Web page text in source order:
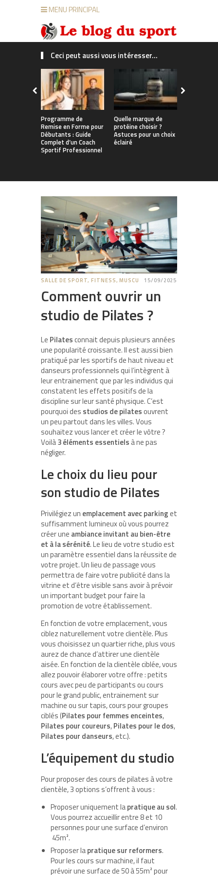
MENU PRINCIPAL
Ceci peut aussi vous intéresser...
Programme de
Remise en Forme pour
Débutants : Guide
Complet d’un Coach
Sportif Professionnel
Quelle marque de
protéine choisir ?
Astuces pour un choix
éclairé
SALLE DE SPORT, FITNESS, MUSCU 15/09/2025
Comment ouvrir un
studio de Pilates ?
Le Pilatesconnait depuis plusieurs années
une popularité croissante. Il est aussi bien
pratiqué par les sportifs de haut niveau et
danseurs professionnels qui l’intègrent à
leur entrainement que par les individus qui
constatent les effets positifs de la
discipline sur leur santé physique. C’est
pourquoi des studios de pilatesouvrent
un peu partout dans les villes. Vous
souhaitez vous lancer et créer le vôtre ?
Voilà3 éléments essentiels à ne pas
négliger.
Le choix du lieu pour
son studio de Pilates
Privilégiez un emplacement avec parkinget
suffisamment lumineux où vous pourrez
créer une ambiance invitant au bien-être
et à la sérénité. Le lieu de votre studio est
un paramètre essentiel dans la réussite de
votre projet. Un lieu de passage vous
permettra de faire votre publicité dans la
vitrine et d’être visible sans avoir à prévoir
un important budget pour faire la
promotion de votre établissement.
En fonction de votre emplacement, vous
ciblez naturellement votre clientèle. Plus
vous choisissez un quartier riche, plus vous
aurez de chance d’attirer une clientèle
aisée. En fonction de la clientèle ciblée, vous
allez pouvoir élaborer votre offre : petits
cours avec peu de participants ou cours
pour le grand public, entrainement sur
machine ou sur tapis, cours pour groupes
ciblés (Pilates pour femmes enceintes,
Pilates pour coureurs,Pilates pour le dos,
Pilates pour danseurs, etc.).
L’équipement du studio
Pour proposer des cours de pilates à votre
clientèle, 3 options s’offrent à vous :
Proposer uniquement lapratique au sol.
Vous pourrez accueillir entre 8 et 10
personnes pour une surface d’environ
45m².
Proposer lapratique sur reformers.
Pour les cours sur machine, il faut
prévoir une surface de 50 à 55m² pour